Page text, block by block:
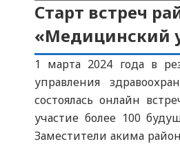
Старт встреч
«Медицинский
1 марта 2024 года в
управления
состоялась онлайн
участие более 100
Заместители акима